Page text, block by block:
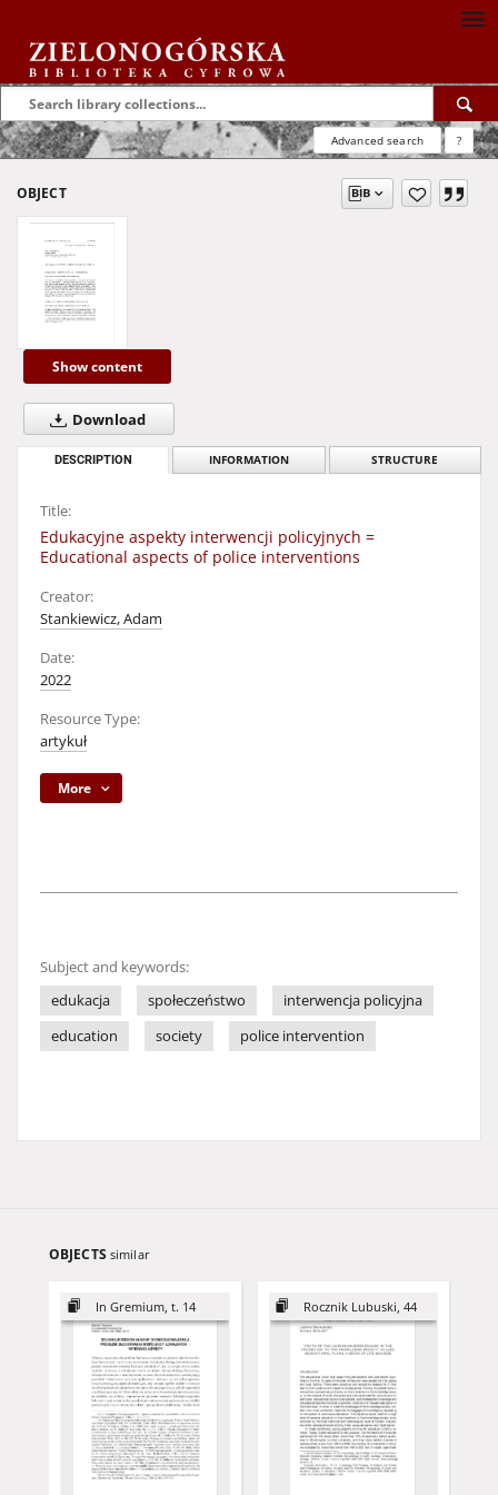
Advanced search ?
OBJECT
Show content
Download
DESCRIPTION INFORMATION STRUCTURE
Title:
Edukacyjne aspekty interwencji policyjnych =
Educational aspects of police interventions
Creator:
Stankiewicz, Adam
Date:
2022
Resource Type:
artykuł
More
Subject and keywords:
edukacja
społeczeństwo
interwencja policyjna
education
society police intervention
OBJECTS similar
In Gremium, t. 14 Rocznik Lubuski, 44